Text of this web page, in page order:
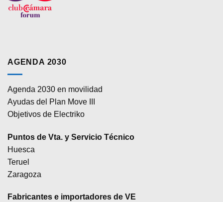
AGENDA 2030
Agenda 2030 en movilidad
Ayudas del Plan Move III
Objetivos de Electriko
Puntos de Vta. y Servicio Técnico
Huesca
Teruel
Zaragoza
Fabricantes e importadores de VE